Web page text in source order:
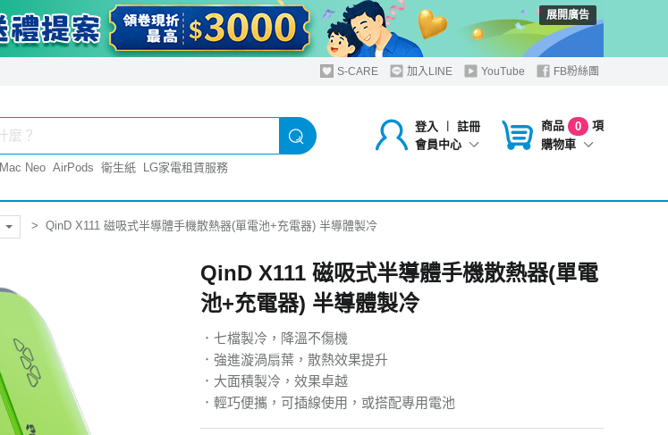
展開廣告
S-CARE 加入LINE YouTube FB粉絲團
登入 ︱
註冊
會員中心
商品 0
項
購物車
Mac Neo AirPods 衛生紙 LG家電租賃服務
QinD X111 磁吸式半導體手機散熱器(單電池+充電器) 半導體製冷
QinD X111 磁吸式半導體手機散熱器(單電
池+充電器) 半導體製冷
．七檔製冷，降溫不傷機
．強進漩渦扇葉，散熱效果提升
．大面積製冷，效果卓越
．輕巧便攜，可插線使用，或搭配專用電池